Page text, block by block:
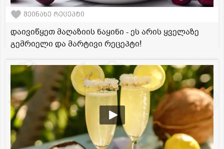
შეინახე რეცეპტი
დაივიწყეთ მაღაზიის ნაყინი - ეს არის ყველაზე
გემრიელი და მარტივი რეცეპტი!